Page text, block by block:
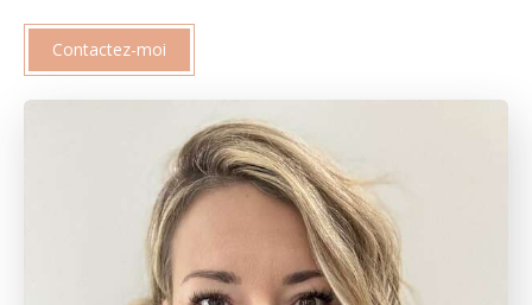
Contactez-moi